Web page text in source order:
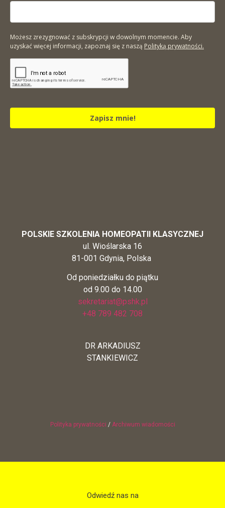
Możesz zrezygnować z subskrypcji w dowolnym momencie. Aby
uzyskać więcej informacji, zapoznaj się z naszą Polityką prywatności.
Zapisz mnie!
POLSKIE SZKOLENIA HOMEOPATII KLASYCZNEJ
ul. Wioślarska 16
81-001 Gdynia, Polska
Od poniedziałku do piątku
od 9.00 do 14.00
sekretariat@pshk.pl
+48 789 482 708
DR ARKADIUSZ
STANKIEWICZ
Polityka prywatności / Archiwum wiadomości
Odwiedź nas na